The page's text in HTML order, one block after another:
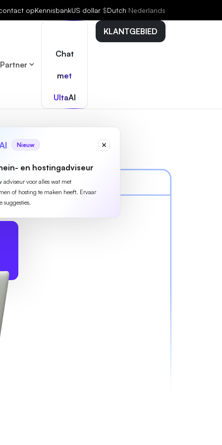
opKennisbankUS dollar $Dutch Nederlands
Partner
Chat
met
UltaAI
Nieuw
en hostingadviseur
adviseur voor alles wat met
of hosting te maken heeft. Ervaar
suggesties.
KLANTGEBIED